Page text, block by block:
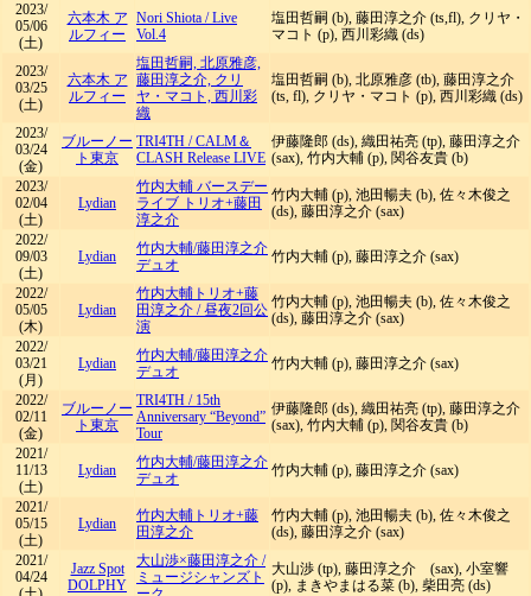
2023/
05/06
(土)
六本木 ア
ルフィー
Nori Shiota /Live
Vol.4
塩田哲嗣 (b), 藤田淳之介 (ts,fl), クリヤ・
マコト (p), 西川彩織 (ds)
2023/
03/25
(土)
六本木 ア
ルフィー
塩田哲嗣, 北原雅彦,
藤田淳之介, クリ
ヤ・マコト, 西川彩
織
塩田哲嗣 (b), 北原雅彦 (tb), 藤田淳之介
(ts, fl), クリヤ・マコト (p), 西川彩織 (ds)
2023/
03/24
(金)
ブルーノー
ト東京
TRI4TH /CALM＆
CLASH Release LIVE
伊藤隆郎 (ds), 織田祐亮 (tp), 藤田淳之介
(sax), 竹内大輔 (p), 関谷友貴 (b)
2023/
02/04
(土)
Lydian
竹内大輔 バースデー
ライブ トリオ+藤田
淳之介
竹内大輔 (p), 池田暢夫 (b), 佐々木俊之
(ds), 藤田淳之介 (sax)
2022/
09/03
(土)
Lydian
竹内大輔/藤田淳之介
デュオ
竹内大輔 (p), 藤田淳之介 (sax)
2022/
05/05
(木)
Lydian
竹内大輔トリオ+藤
田淳之介 /昼夜2回公
演
竹内大輔 (p), 池田暢夫 (b), 佐々木俊之
(ds), 藤田淳之介 (sax)
2022/
03/21
(月)
Lydian
竹内大輔/藤田淳之介
デュオ
竹内大輔 (p), 藤田淳之介 (sax)
2022/
02/11
(金)
ブルーノー
ト東京
TRI4TH / 15th
Anniversary “Beyond”
Tour
伊藤隆郎 (ds), 織田祐亮 (tp), 藤田淳之介
(sax), 竹内大輔 (p), 関谷友貴 (b)
2021/
11/13
(土)
Lydian
竹内大輔/藤田淳之介
デュオ
竹内大輔 (p), 藤田淳之介 (sax)
2021/
05/15
(土)
Lydian
竹内大輔トリオ+藤
田淳之介
竹内大輔 (p), 池田暢夫 (b), 佐々木俊之
(ds), 藤田淳之介 (sax)
2021/
04/24
Jazz Spot
DOLPHY
大山渉×藤田淳之介 /
ミュージシャンズト
大山渉 (tp), 藤田淳之介 (sax), 小室響
(p), まきやまはる菜 (b), 柴田亮 (ds)